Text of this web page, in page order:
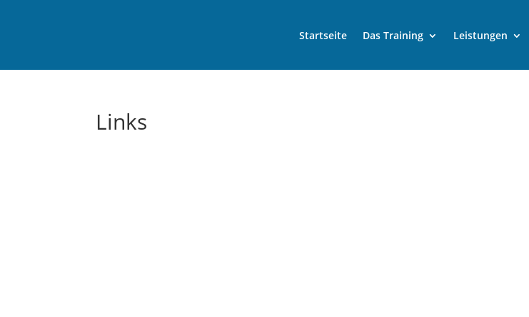
Startseite Das Training Leistungen
Links